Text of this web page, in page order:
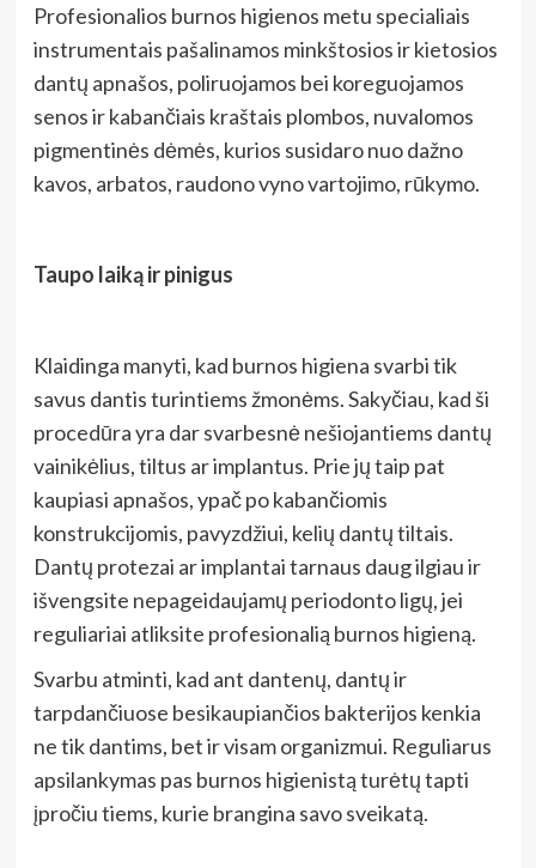
Profesionalios burnos higienos metu specialiais
instrumentais pašalinamos minkštosios ir kietosios
dantų apnašos, poliruojamos bei koreguojamos
senos ir kabančiais kraštais plombos, nuvalomos
pigmentinės dėmės, kurios susidaro nuo dažno
kavos, arbatos, raudono vyno vartojimo, rūkymo.
Taupo laiką ir pinigus
Klaidinga manyti, kad burnos higiena svarbi tik
savus dantis turintiems žmonėms. Sakyčiau, kad ši
procedūra yra dar svarbesnė nešiojantiems dantų
vainikėlius, tiltus ar implantus. Prie jų taip pat
kaupiasi apnašos, ypač po kabančiomis
konstrukcijomis, pavyzdžiui, kelių dantų tiltais.
Dantų protezai ar implantai tarnaus daug ilgiau ir
išvengsite nepageidaujamų periodonto ligų, jei
reguliariai atliksite profesionalią burnos higieną.
Svarbu atminti, kad ant dantenų, dantų ir
tarpdančiuose besikaupiančios bakterijos kenkia
ne tik dantims, bet ir visam organizmui. Reguliarus
apsilankymas pas burnos higienistą turėtų tapti
įpročiu tiems, kurie brangina savo sveikatą.